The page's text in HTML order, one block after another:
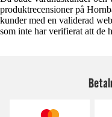
produktrecensioner på
kunder med en validerad
som inte har verifierat att de